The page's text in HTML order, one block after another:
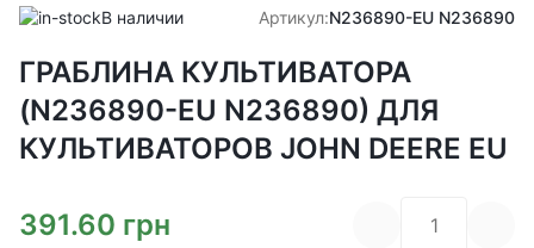
В наличии Артикул:N236890-EU N236890
ГРАБЛИНА КУЛЬТИВАТОРА
(N236890-EU N236890) ДЛЯ
КУЛЬТИВАТОРОВ JOHN DEERE EU
391.60 грн